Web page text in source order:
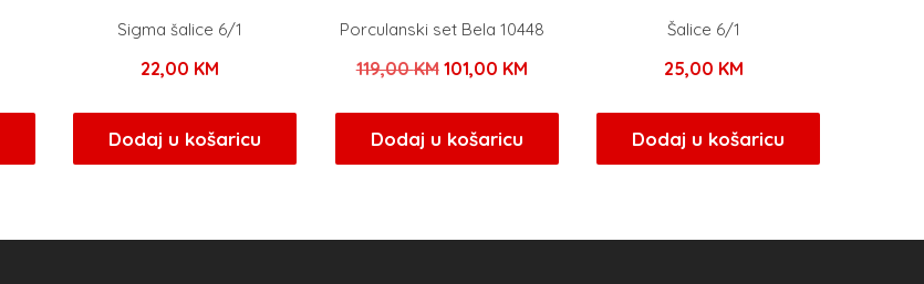
Sigma šalice 6/1
22,00 KM
Dodaj u košaricu
Porculanski set Bela 10448
119,00KM Izvorna
bila
je:
101,00 KMTrenutna
101,00 KM.
Dodaj u košaricu
Šalice 6/1
25,00 KM
Dodaj u košaricu